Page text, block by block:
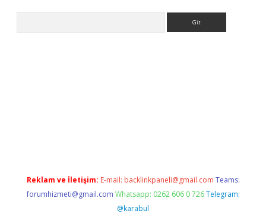
Reklam ve İletişim: E-mail: backlinkpaneli@gmail.com Teams:
forumhizmeti@gmail.com Whatsapp: 0262 606 0 726 Telegram:
@karabul